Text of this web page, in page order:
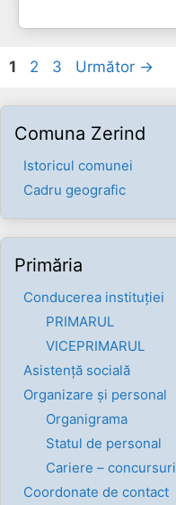
Pagina
1 Pagina
2 Pagina
3 Următor →
Comuna Zerind
Istoricul comunei
Cadru geografic
Primăria
Conducerea instituției
PRIMARUL
VICEPRIMARUL
Asistență socială
Organizare și personal
Organigrama
Statul de personal
Cariere – concursuri
Coordonate de contact